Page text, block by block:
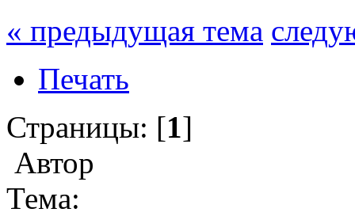
« предыдущая тема
Печать
Страницы: [1]
Автор
Тема: